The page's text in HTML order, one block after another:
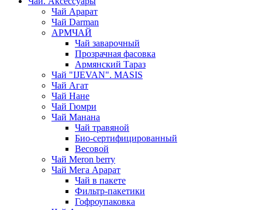
Чай Арарат
Чай Darman
АРМЧАЙ
Чай заварочный
Прозрачная фасовка
Армянский Тараз
Чай "IJEVAN". MASIS
Чай Агат
Чай Нане
Чай Гюмри
Чай Манана
Чай травяной
Био-сертифицированный
Весовой
Чай Meron berry
Чай Мега Арарат
Чай в пакете
Фильтр-пакетики
Гофроупаковка